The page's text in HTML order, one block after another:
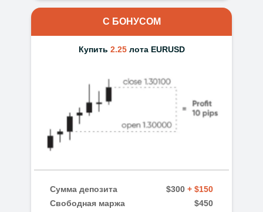
С БОНУСОМ
Купить 2.25лота EURUSD
Сумма депозита $300 + $150
Свободная маржа
$450